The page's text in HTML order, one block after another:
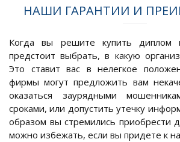
НАШИ ГАРАНТИИ И
Когда вы решите купить диплом
предстоит выбрать, в какую
Это ставит вас в нелегкое
фирмы могут предложить вам
оказаться заурядными
сроками, или допустить утечку
образом вы стремились приобрести
можно избежать, если вы придете к